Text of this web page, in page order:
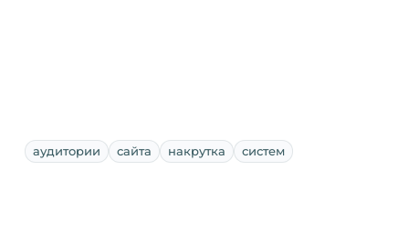
аудитории сайта накрутка систем